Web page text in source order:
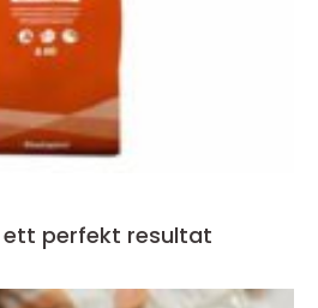
ett perfekt resultat